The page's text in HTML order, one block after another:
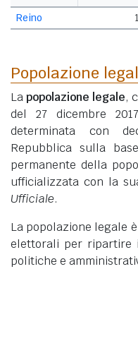
Reino
Popolazione
Lapopolazione legale,
del 27 dicembre
determinata con
Repubblica sulla
permanente della
ufficializzata con la
Ufficiale.
La popolazione legale
elettorali per ripartire
politiche e